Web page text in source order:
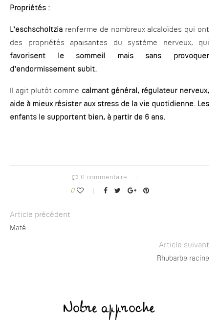
Propriétés :
L’eschscholtzia renferme de nombreux alcaloïdes qui ont
des propriétés apaisantes du système nerveux, qui
favorisent le sommeil mais sans provoquer
d’endormissement subit.
Il agit plutôt comme calmant général, régulateur nerveux,
aide à mieux résister aux stress de la vie quotidienne. Les
enfants le supportent bien, à partir de 6 ans.
0 commentaire
0
Article précédent
Maté
Article suivant
Rhubarbe racine
Notre approche